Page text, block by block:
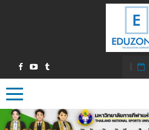
Toggle navigation